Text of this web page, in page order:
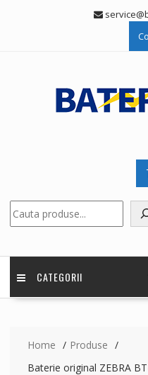
CATEGORII
Home
Produse
Baterie original ZEBRA